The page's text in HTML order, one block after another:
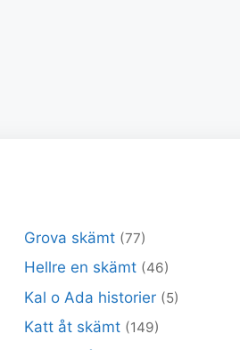
Grova skämt (77)
Hellre en skämt (46)
Kal o Ada historier (5)
Katt åt skämt (149)